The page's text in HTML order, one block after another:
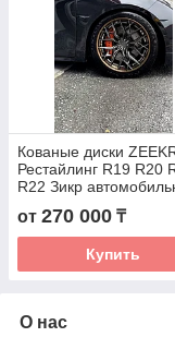
Кованые диски
Рестайлинг R19 R20
R22 Зикр
от 270 000 ₸
Купить
О нас